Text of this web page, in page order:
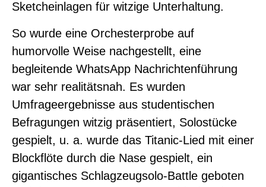
Sketcheinlagen für witzige Unterhaltung.
So wurde eine Orchesterprobe auf
humorvolle Weise nachgestellt, eine
begleitende WhatsApp Nachrichtenführung
war sehr realitätsnah. Es wurden
Umfrageergebnisse aus studentischen
Befragungen witzig präsentiert, Solostücke
gespielt, u. a. wurde das Titanic-Lied mit einer
Blockflöte durch die Nase gespielt, ein
gigantisches Schlagzeugsolo-Battle geboten